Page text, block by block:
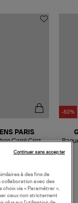
€
€
PARIS
Carré Cristal
-50%
à des fins de
collaboration avec des
choix via « Paramétrer »,
ceux non strictement
Continuer sans accepter